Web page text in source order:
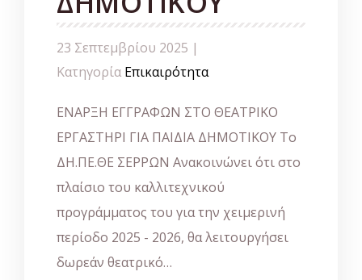
23 Σεπτεμβρίου 2025 |
Κατηγορία Επικαιρότητα
ΕΝΑΡΞΗ ΕΓΓΡΑΦΩΝ ΣΤΟ ΘΕΑΤΡΙΚΟ
ΕΡΓΑΣΤΗΡΙ ΓΙΑ ΠΑΙΔΙΑ ΔΗΜΟΤΙΚΟΥ Το
ΔΗ.ΠΕ.ΘΕ ΣΕΡΡΩΝ Ανακοινώνει ότι στο
πλαίσιο του καλλιτεχνικού
προγράμματος του για την χειμερινή
περίοδο 2025 - 2026, θα λειτουργήσει
δωρεάν θεατρικό…